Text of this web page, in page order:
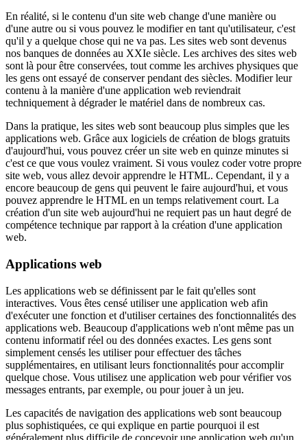
En réalité, si le contenu d'un site web change d'une manière ou
d'une autre ou si vous pouvez le modifier en tant qu'utilisateur, c'est
qu'il y a quelque chose qui ne va pas. Les sites web sont devenus
nos banques de données au XXIe siècle. Les archives des sites web
sont là pour être conservées, tout comme les archives physiques que
les gens ont essayé de conserver pendant des siècles. Modifier leur
contenu à la manière d'une application web reviendrait
techniquement à dégrader le matériel dans de nombreux cas.
Dans la pratique, les sites web sont beaucoup plus simples que les
applications web. Grâce aux logiciels de création de blogs gratuits
d'aujourd'hui, vous pouvez créer un site web en quinze minutes si
c'est ce que vous voulez vraiment. Si vous voulez coder votre propre
site web, vous allez devoir apprendre le HTML. Cependant, il y a
encore beaucoup de gens qui peuvent le faire aujourd'hui, et vous
pouvez apprendre le HTML en un temps relativement court. La
création d'un site web aujourd'hui ne requiert pas un haut degré de
compétence technique par rapport à la création d'une application
web.
Applications web
Les applications web se définissent par le fait qu'elles sont
interactives. Vous êtes censé utiliser une application web afin
d'exécuter une fonction et d'utiliser certaines des fonctionnalités des
applications web. Beaucoup d'applications web n'ont même pas un
contenu informatif réel ou des données exactes. Les gens sont
simplement censés les utiliser pour effectuer des tâches
supplémentaires, en utilisant leurs fonctionnalités pour accomplir
quelque chose. Vous utilisez une application web pour vérifier vos
messages entrants, par exemple, ou pour jouer à un jeu.
Les capacités de navigation des applications web sont beaucoup
plus sophistiquées, ce qui explique en partie pourquoi il est
généralement plus difficile de concevoir une application web qu'un